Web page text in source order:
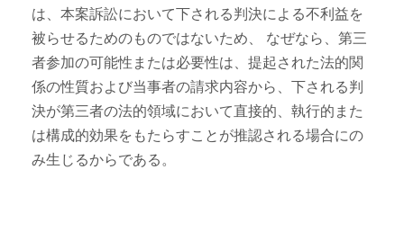
は、本案訴訟において下される判決による不利益を
被らせるためのものではないため、 なぜなら、第三
者参加の可能性または必要性は、提起された法的関
係の性質および当事者の請求内容から、下される判
決が第三者の法的領域において直接的、執行的また
は構成的効果をもたらすことが推認される場合にの
み生じるからである。